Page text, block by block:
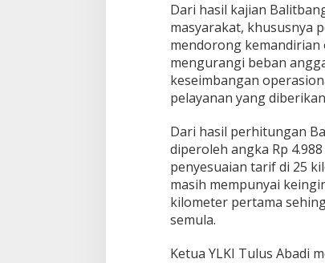
Dari hasil kajian
masyarakat, khususnya
mendorong
mengurangi beban
keseimbangan
pelayanan yang
Dari hasil perhitungan
diperoleh angka Rp
penyesuaian tarif di 25
masih mempunyai
kilometer pertama
semula.
Ketua YLKI Tulus Abadi